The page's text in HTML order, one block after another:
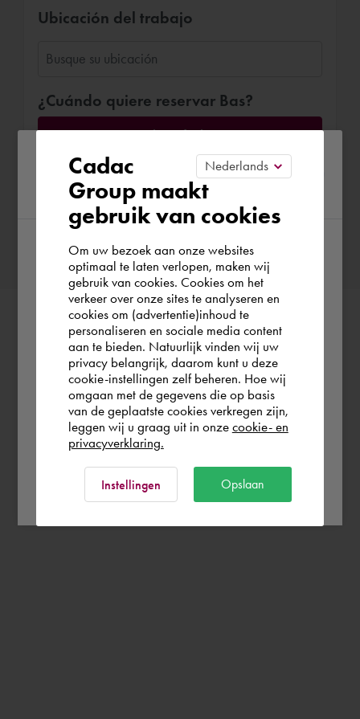
Ubicación del trabajo
¿Cuándo quiere reservar Bas?
Elegir fecha
Confirmar reserva
Please confirm your current
region
According to us you are situated in Rest of
the world. Please confirm in which country
you wish to shop.
España
Rest of the world
Cadac
Group maakt
gebruik van cookies
Om uw bezoek aan onze websites
optimaal te laten verlopen, maken wij
gebruik van cookies. Cookies om het
verkeer over onze sites te analyseren en
cookies om (advertentie)inhoud te
personaliseren en sociale media content
aan te bieden. Natuurlijk vinden wij uw
privacy belangrijk, daarom kunt u deze
cookie-instellingen zelf beheren. Hoe wij
omgaan met de gegevens die op basis
van de geplaatste cookies verkregen zijn,
leggen wij u graag uit in onze cookie- en
privacyverklaring.
Instellingen Opslaan